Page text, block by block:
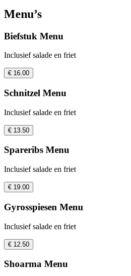
Menu’s
Biefstuk Menu
Inclusief salade en friet
€ 16.00
Schnitzel Menu
Inclusief salade en friet
€ 13.50
Spareribs Menu
Inclusief salade en friet
€ 19.00
Gyrosspiesen Menu
Inclusief salade en friet
€ 12.50
Shoarma Menu